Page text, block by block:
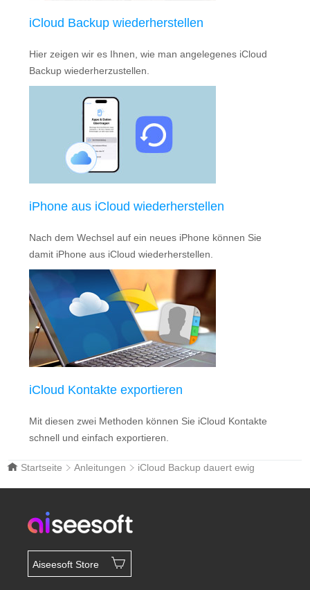
iCloud Backup wiederherstellen
Hier zeigen wir es Ihnen, wie man angelegenes iCloud
Backup wiederherzustellen.
iPhone aus iCloud wiederherstellen
Nach dem Wechsel auf ein neues iPhone können Sie
damit iPhone aus iCloud wiederherstellen.
iCloud Kontakte exportieren
Mit diesen zwei Methoden können Sie iCloud Kontakte
schnell und einfach exportieren.
Startseite Anleitungen iCloud Backup dauert ewig
Aiseesoft Store